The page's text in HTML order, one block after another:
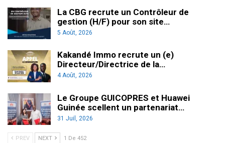
La CBG recrute un Contrôleur de
gestion (H/F) pour son site…
5 Août, 2026
Kakandé Immo recrute un (e)
Directeur/Directrice de la…
4 Août, 2026
Le Groupe GUICOPRES et Huawei
Guinée scellent un partenariat…
31 Juil, 2026
PREV NEXT 1 De 452